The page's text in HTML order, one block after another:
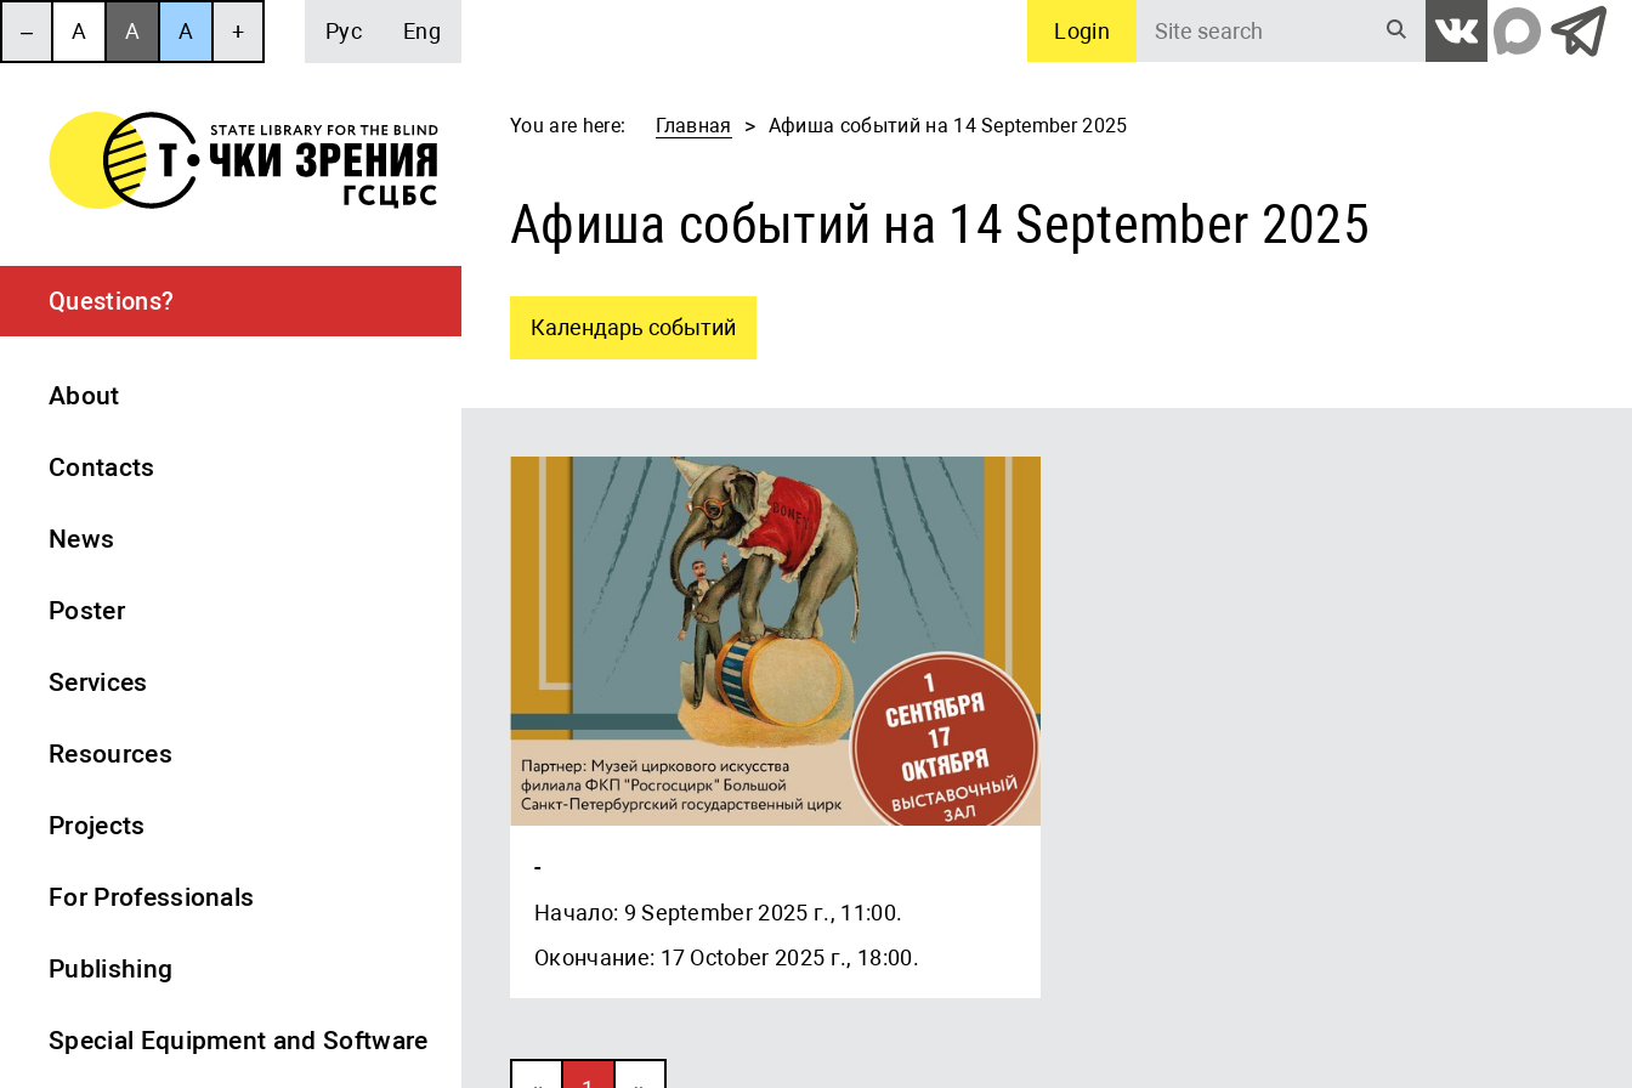
‒ A A A + Рус Eng
Questions?
About
Contacts
News
Poster
Services
Resources
Projects
For Professionals
Publishing
Special Equipment and Software
Login
Site
You are here: Главная Афиша событий на 14 September 2025
Афиша событий на 14 September 2025
Календарь событий
-
Начало: 9 September 2025 г., 11:00.
Окончание: 17 October 2025 г., 18:00.